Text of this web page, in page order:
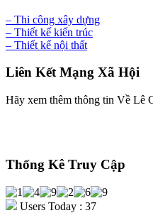
– Thi công xây dựng
– Thiết kế kiến trúc
– Thiết kế nội thất
Liên Kết Mạng Xã Hội
Hãy xem thêm thông tin Về Lê
Thống Kê Truy Cập
Users Today : 37